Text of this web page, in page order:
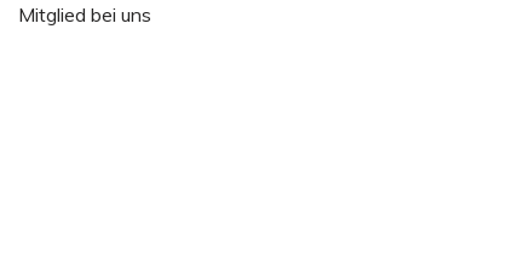
Mitglied bei uns